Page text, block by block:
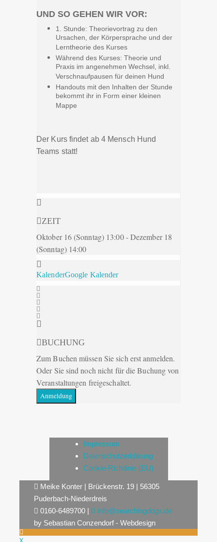
UND SO GEHEN WIR VOR:
1. Stunde: Theorievortrag zu den
Ursachen, der Körpersprache und der
Lerntheorie des Kurses
Während des Kurses: Theorie und
Praxis im angenehmen Wechsel, inkl.
Verschnaufpausen für deinen Hund
Handouts mit den Inhalten der Stunde
bekommt ihr in Form einer kleinen
Mappe
Der Kurs findet ab 4 Mensch Hund
Teams statt!
ZEIT
Oktober 16 (Sonntag) 13:00 - Dezember 18
(Sonntag) 14:00
KalenderGoogle Kalender
BUCHUNG
Zum Buchen müssen Sie sich erst anmelden.
Oder Sie sind noch nicht für die Buchung von
Veranstaltungen freigeschaltet.
Anmeldung
Impressum
Datenschutzerklärung
Cookie-Richtlinie (EU)
Meike Konter | Brückenstr. 19 | 56305
Puderbach-Niederdreis
0160-6489700 |
info@searchingdogs.de
by Sebastian Conzendorf - Webdesign